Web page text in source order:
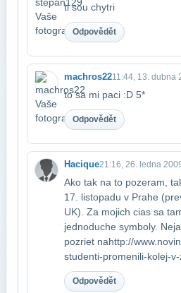
ti sou chytri
Odpovědět
machros2211:44, 13. dubna
to sa mi paci :D 5*
Odpovědět
Hacique21:16, 26. ledna
Ako tak na to pozeram,
17. listopadu v Prahe
UK). Za mojich cias sa
jednoduche symboly.
pozriet na​http://
studenti-promenili-kolej-
Odpovědět